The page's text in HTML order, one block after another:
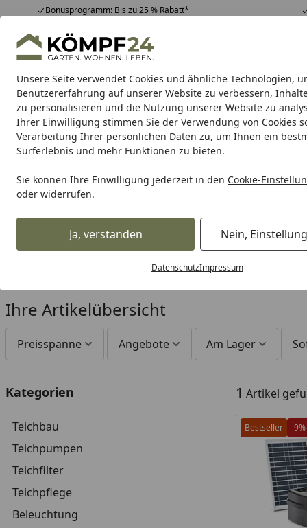
Unsere Seite verwendet Cookies und ähnliche Technologien,
Benutzererfahrung auf unserer Website zu verbessern,
zu personalisieren und die Nutzung unserer Website zu
Ihrer Einwilligung stimmen Sie der Verwendung von Cookies
Verarbeitung Ihrer persönlichen Daten zu, um Ihnen ein
Surferlebnis und mehr Funktionen zu bieten.
Sie können Ihre Einwilligung jederzeit in den Cookie-
oder widerrufen.
Ja, verstanden Nein,
DatenschutzImpressum
Bonusprogramm: Bis zu 25 % Rabatt*
Hotline07051 / 9 22 22
Mo-Fr. 8-16 Uhr 25.948 Bewertungen
Alle Produkte
Alle ProdukteHighlights Tipps & Tricks
Pontec Teichbau Teichpumpen Teichfilter
Karibu Pools inkl.
Dein Traumpool im Sorglos-
Startseite
Pontec Neuheiten 2025 Pontec Unterwaserfilter
Pontec Unterwaserfilter
Ihre Artikelübersicht
Preisspanne Angebote Am Lager
Kategorien
Teichbau
Teichpumpen
Teichfilter
Teichpflege
Beleuchtung
1 Artikel
Bestseller -9%